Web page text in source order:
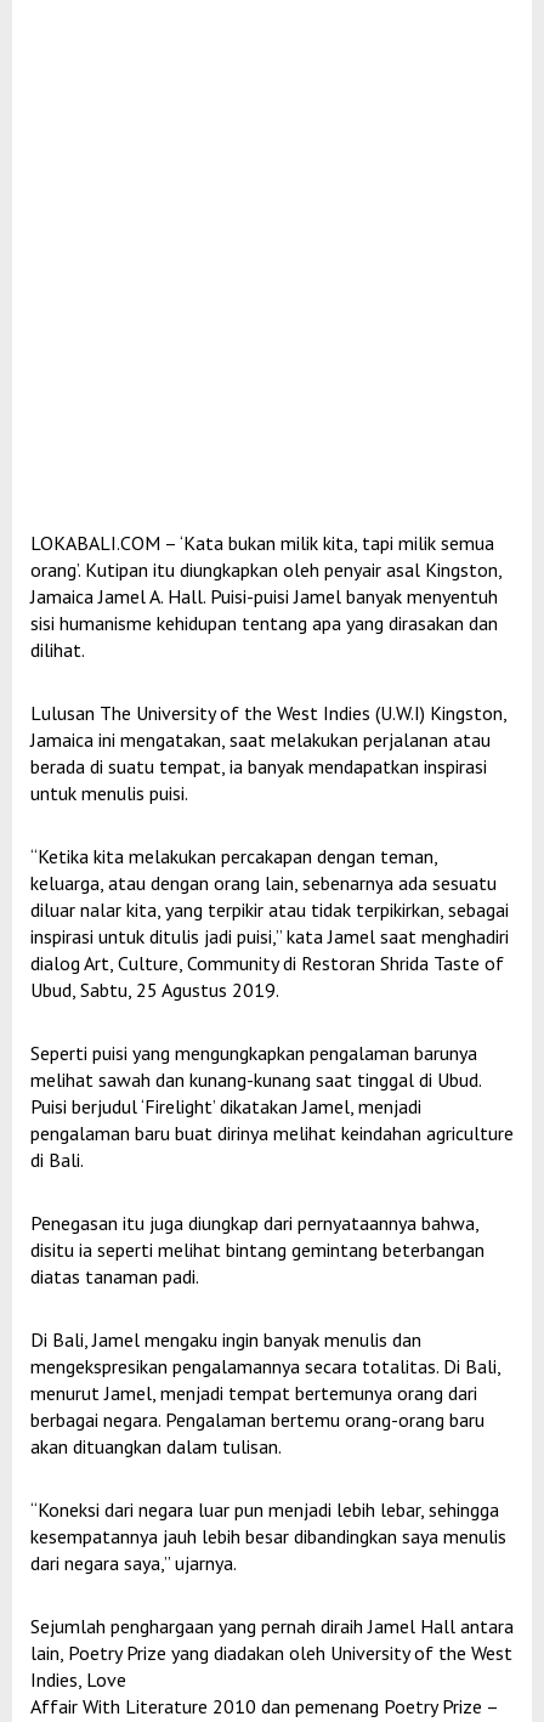
LOKABALI.COM – ‘Kata bukan milik kita, tapi milik semua
orang’. Kutipan itu diungkapkan oleh penyair asal Kingston,
Jamaica Jamel A. Hall. Puisi-puisi Jamel banyak menyentuh
sisi humanisme kehidupan tentang apa yang dirasakan dan
dilihat.
Lulusan The University of the West Indies (U.W.I) Kingston,
Jamaica ini mengatakan, saat melakukan perjalanan atau
berada di suatu tempat, ia banyak mendapatkan inspirasi
untuk menulis puisi.
“Ketika kita melakukan percakapan dengan teman,
keluarga, atau dengan orang lain, sebenarnya ada sesuatu
diluar nalar kita, yang terpikir atau tidak terpikirkan, sebagai
inspirasi untuk ditulis jadi puisi,” kata Jamel saat menghadiri
dialog Art, Culture, Community di Restoran Shrida Taste of
Ubud, Sabtu, 25 Agustus 2019.
Seperti puisi yang mengungkapkan pengalaman barunya
melihat sawah dan kunang-kunang saat tinggal di Ubud.
Puisi berjudul ‘Firelight’ dikatakan Jamel, menjadi
pengalaman baru buat dirinya melihat keindahan agriculture
di Bali.
Penegasan itu juga diungkap dari pernyataannya bahwa,
disitu ia seperti melihat bintang gemintang beterbangan
diatas tanaman padi.
Di Bali, Jamel mengaku ingin banyak menulis dan
mengekspresikan pengalamannya secara totalitas. Di Bali,
menurut Jamel, menjadi tempat bertemunya orang dari
berbagai negara. Pengalaman bertemu orang-orang baru
akan dituangkan dalam tulisan.
“Koneksi dari negara luar pun menjadi lebih lebar, sehingga
kesempatannya jauh lebih besar dibandingkan saya menulis
dari negara saya,” ujarnya.
Sejumlah penghargaan yang pernah diraih Jamel Hall antara
lain, Poetry Prize yang diadakan oleh University of the West
Indies, Love
Affair With Literature 2010 dan pemenang Poetry Prize –